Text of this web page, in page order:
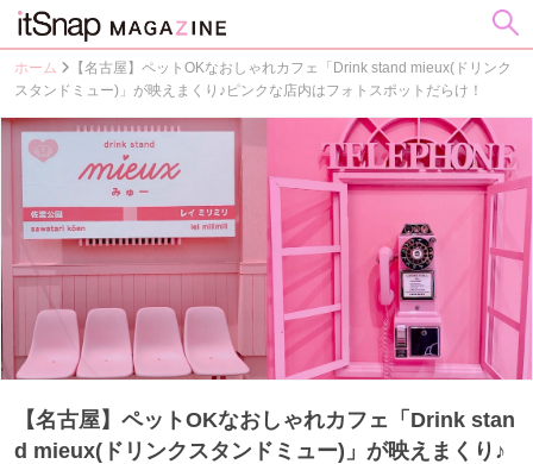
ホーム
【名古屋】ペットOKなおしゃれカフェ「Drink stand mieux(ドリンク
スタンドミュー)」が映えまくり♪ピンクな店内はフォトスポットだらけ！
【名古屋】ペットOKなおしゃれカフェ「Drink stan
d mieux(ドリンクスタンドミュー)」が映えまくり♪